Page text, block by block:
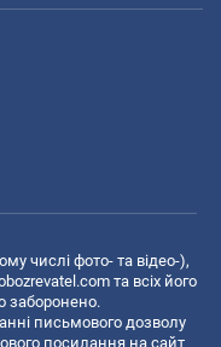
числі фото- та відео-),
та всіх його
заборонено.
письмового дозволу
посилання на сайт